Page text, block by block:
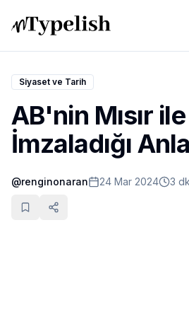
Dünya
Film ve Dizi
Kültür ve Sanat
Sağlık
Siyaset ve Tarih
AB'nin Mısır ile
İmzaladığı
@renginonaran 24 Mar 2024 3